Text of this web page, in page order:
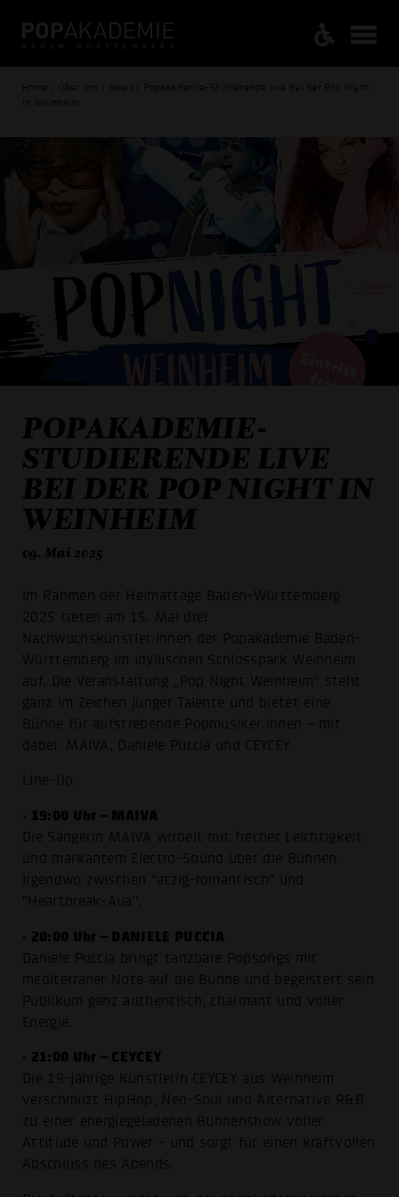
Home / Über uns / News / Popakademie-Studierende live bei der Pop Night
in Weinheim
POPAKADEMIE-
STUDIERENDE LIVE
BEI DER POP NIGHT IN
WEINHEIM
09. Mai 2025
Im Rahmen der Heimattage Baden-Württemberg
2025 treten am 15. Mai drei
Nachwuchskünstler:innen der Popakademie Baden-
Württemberg im idyllischen Schlosspark Weinheim
auf. Die Veranstaltung „Pop Night Weinheim“ steht
ganz im Zeichen junger Talente und bietet eine
Bühne für aufstrebende Popmusiker:innen – mit
dabei: MAIVA, Daniele Puccia und CEYCEY.
Line-Up:
• 19:00 Uhr – MAIVA
Die Sängerin MAIVA wirbelt mit frecher Leichtigkeit
und markantem Electro-Sound über die Bühnen.
Irgendwo zwischen "atzig-romantisch" und
"Heartbreak-Aua".
• 20:00 Uhr – DANIELE PUCCIA
Daniele Puccia bringt tanzbare Popsongs mit
mediterraner Note auf die Bühne und begeistert sein
Publikum ganz authentisch, charmant und voller
Energie.
• 21:00 Uhr – CEYCEY
Die 19-jährige Künstlerin CEYCEY aus Weinheim
verschmilzt HipHop, Neo-Soul und Alternative R&B
zu einer energiegeladenen Bühnenshow voller
Attitude und Power - und sorgt für einen kraftvollen
Abschluss des Abends.